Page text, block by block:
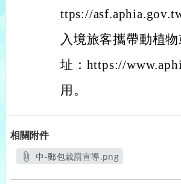
ttps://
入境旅客攜帶動植
址：https://
用。
相關附件
中-郵包裁罰宣導.png